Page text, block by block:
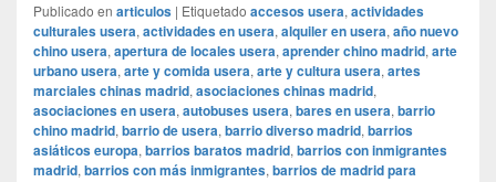
Publicado en articulos | Etiquetado accesos usera, actividades
culturales usera, actividades en usera, alquiler en usera, año nuevo
chino usera, apertura de locales usera, aprender chino madrid, arte
urbano usera, arte y comida usera, arte y cultura usera, artes
marciales chinas madrid, asociaciones chinas madrid,
asociaciones en usera, autobuses usera, bares en usera, barrio
chino madrid, barrio de usera, barrio diverso madrid, barrios
asiáticos europa, barrios baratos madrid, barrios con inmigrantes
madrid, barrios con más inmigrantes, barrios de madrid para